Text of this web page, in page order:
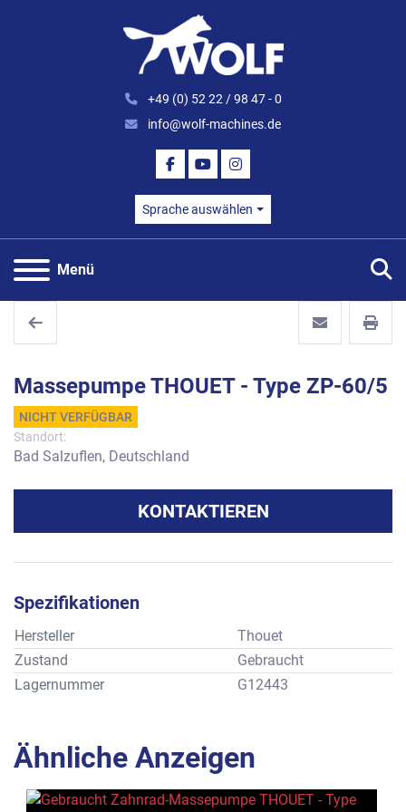
+49 (0) 52 22 / 98 47 - 0
info@wolf-machines.de
FACEBOOK
YOUTUBEINSTAGRAM
Sprache auswählen
Menü
Massepumpe THOUET - Type ZP-60/5
NICHT VERFÜGBAR
Standort:
Bad Salzuflen, Deutschland
KONTAKTIEREN
Spezifikationen
Hersteller
Thouet
Zustand
Gebraucht
Lagernummer
G12443
Ähnliche Anzeigen